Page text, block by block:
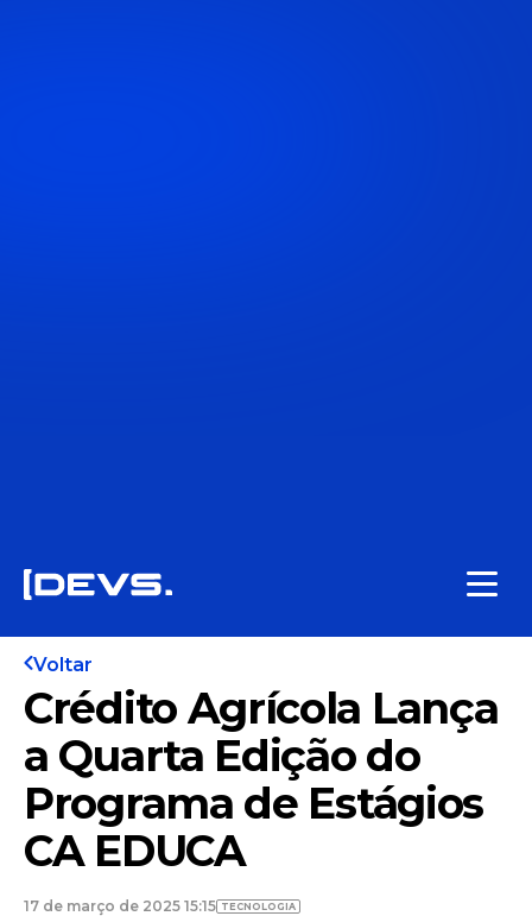
Voltar
Crédito Agrícola Lança
a Quarta Edição do
Programa de Estágios
CA EDUCA
17 de março de 2025 15:15 TECNOLOGIA